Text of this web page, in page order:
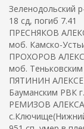
Зеленодольский
18 сд, погиб 7.41
ПРЕСНЯКОВ
моб. Камско-
ПРОХОРОВ
моб. Теньковским
ПЯТИНИН
Бауманским РВК
РЕМИЗОВ